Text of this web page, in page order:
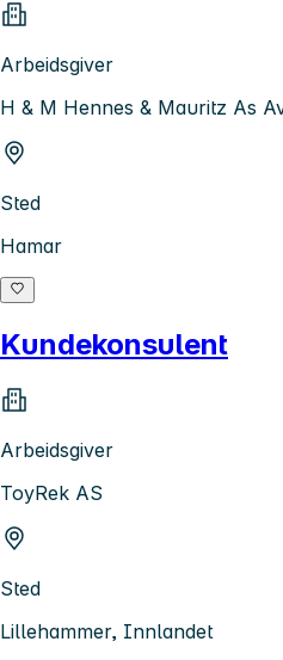
Arbeidsgiver
H & M Hennes & Mauritz As
Sted
Hamar
Kundekonsulent
Arbeidsgiver
ToyRek AS
Sted
Lillehammer, Innlandet